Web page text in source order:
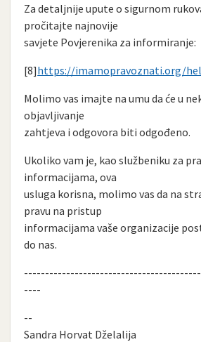
Za detaljnije upute o sigurnom
pročitajte najnovije
savjete Povjerenika za informiranje:
[8]https://imamopravoznati.org/
Molimo vas imajte na umu da će u
objavljivanje
zahtjeva i odgovora biti odgođeno.
Ukoliko vam je, kao službeniku za
informacijama, ova
usluga korisna, molimo vas da na
pravu na pristup
informacijama vaše organizacije
do nas.
----
--
Sandra Horvat Dželalija